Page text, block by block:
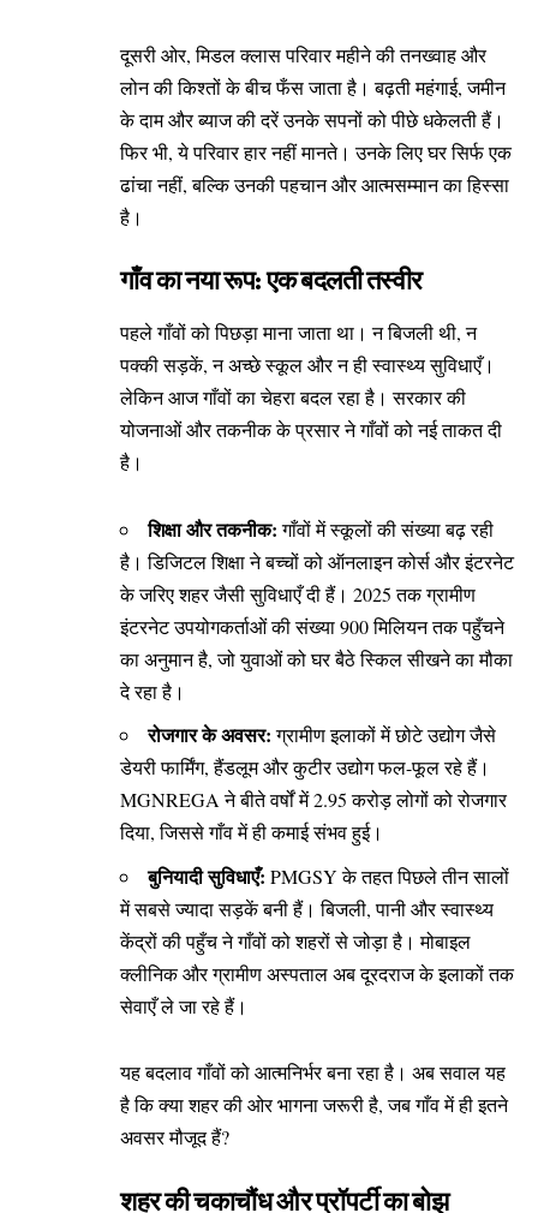
दूसरी ओर, मिडल क्लास परिवार महीने की तनख्वाह और
लोन की किश्तों के बीच फँस जाता है। बढ़ती महंगाई, जमीन
के दाम और ब्याज की दरें उनके सपनों को पीछे धकेलती हैं।
फिर भी, ये परिवार हार नहीं मानते। उनके लिए घर सिर्फ एक
ढांचा नहीं, बल्कि उनकी पहचान और आत्मसम्मान का हिस्सा
है।
गाँव का नया रूप: एक बदलती तस्वीर
पहले गाँवों को पिछड़ा माना जाता था। न बिजली थी, न
पक्की सड़कें, न अच्छे स्कूल और न ही स्वास्थ्य सुविधाएँ।
लेकिन आज गाँवों का चेहरा बदल रहा है। सरकार की
योजनाओं और तकनीक के प्रसार ने गाँवों को नई ताकत दी
है।
शिक्षा और तकनीक:गाँवों में स्कूलों की संख्या बढ़ रही
है। डिजिटल शिक्षा ने बच्चों को ऑनलाइन कोर्स और इंटरनेट
के जरिए शहर जैसी सुविधाएँ दी हैं। 2025 तक ग्रामीण
इंटरनेट उपयोगकर्ताओं की संख्या 900 मिलियन तक पहुँचने
का अनुमान है, जो युवाओं को घर बैठे स्किल सीखने का मौका
दे रहा है।
रोजगार के अवसर:ग्रामीण इलाकों में छोटे उद्योग जैसे
डेयरी फार्मिंग, हैंडलूम और कुटीर उद्योग फल-फूल रहे हैं।
MGNREGA ने बीते वर्षों में 2.95 करोड़ लोगों को रोजगार
दिया, जिससे गाँव में ही कमाई संभव हुई।
बुनियादी सुविधाएँ: PMGSY के तहत पिछले तीन सालों
में सबसे ज्यादा सड़कें बनी हैं। बिजली, पानी और स्वास्थ्य
केंद्रों की पहुँच ने गाँवों को शहरों से जोड़ा है। मोबाइल
क्लीनिक और ग्रामीण अस्पताल अब दूरदराज के इलाकों तक
सेवाएँ ले जा रहे हैं।
यह बदलाव गाँवों को आत्मनिर्भर बना रहा है। अब सवाल यह
है कि क्या शहर की ओर भागना जरूरी है, जब गाँव में ही इतने
अवसर मौजूद हैं?
शहर की चकाचौंध और प्रॉपर्टी का बोझ